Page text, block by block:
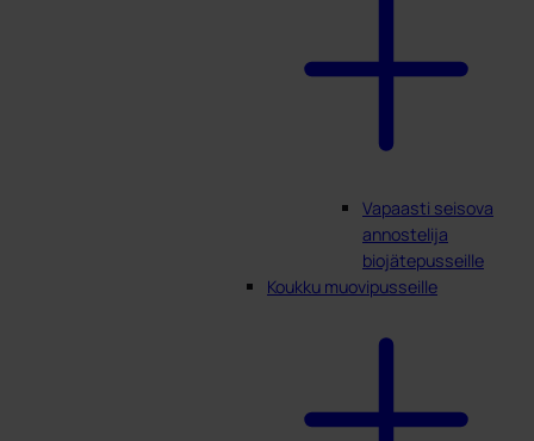
Vapaasti seisova
annostelija
biojätepusseille
Koukku muovipusseille